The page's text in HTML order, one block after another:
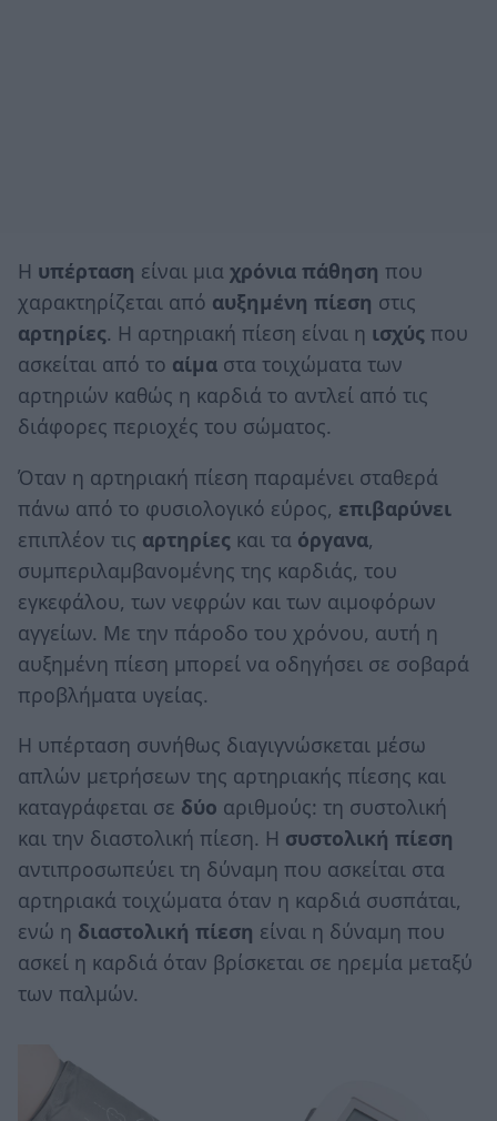
Η υπέρταση είναι μια χρόνια πάθηση που
χαρακτηρίζεται από αυξημένη πίεση στις
αρτηρίες. Η αρτηριακή πίεση είναι η ισχύς που
ασκείται από το αίμα στα τοιχώματα των
αρτηριών καθώς η καρδιά το αντλεί από τις
διάφορες περιοχές του σώματος.
Όταν η αρτηριακή πίεση παραμένει σταθερά
πάνω από το φυσιολογικό εύρος, επιβαρύνει
επιπλέον τις αρτηρίες και τα όργανα,
συμπεριλαμβανομένης της καρδιάς, του
εγκεφάλου, των νεφρών και των αιμοφόρων
αγγείων. Με την πάροδο του χρόνου, αυτή η
αυξημένη πίεση μπορεί να οδηγήσει σε σοβαρά
προβλήματα υγείας.
Η υπέρταση συνήθως διαγιγνώσκεται μέσω
απλών μετρήσεων της αρτηριακής πίεσης και
καταγράφεται σε δύο αριθμούς: τη συστολική
και την διαστολική πίεση. Η συστολική πίεση
αντιπροσωπεύει τη δύναμη που ασκείται στα
αρτηριακά τοιχώματα όταν η καρδιά συσπάται,
ενώ η διαστολική πίεση είναι η δύναμη που
ασκεί η καρδιά όταν βρίσκεται σε ηρεμία μεταξύ
των παλμών.